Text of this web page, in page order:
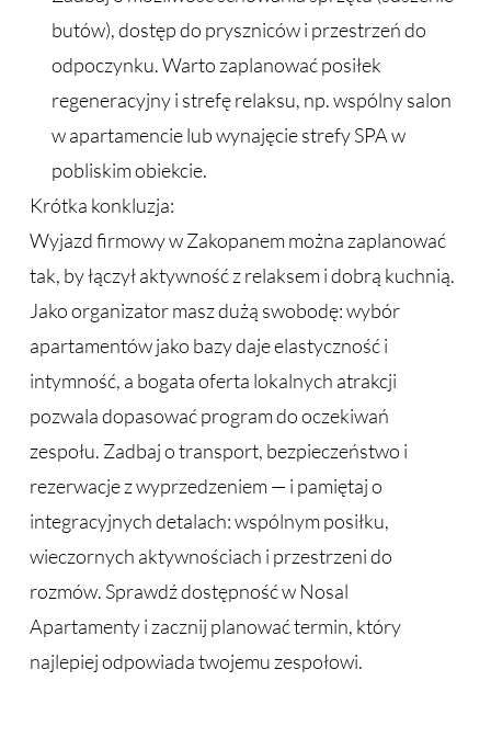
butów), dostęp do pryszniców i przestrzeń do
odpoczynku. Warto zaplanować posiłek
regeneracyjny i strefę relaksu, np. wspólny salon
w apartamencie lub wynajęcie strefy SPA w
pobliskim obiekcie.
Krótka konkluzja:
Wyjazd firmowy w Zakopanem można zaplanować
tak, by łączył aktywność z relaksem i dobrą kuchnią.
Jako organizator masz dużą swobodę: wybór
apartamentów jako bazy daje elastyczność i
intymność, a bogata oferta lokalnych atrakcji
pozwala dopasować program do oczekiwań
zespołu. Zadbaj o transport, bezpieczeństwo i
rezerwacje z wyprzedzeniem — i pamiętaj o
integracyjnych detalach: wspólnym posiłku,
wieczornych aktywnościach i przestrzeni do
rozmów. Sprawdź dostępność w Nosal
Apartamenty i zacznij planować termin, który
najlepiej odpowiada twojemu zespołowi.